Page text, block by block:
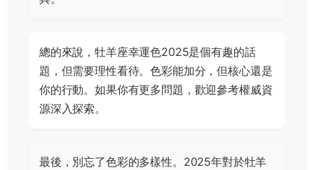
總的來說，牡羊座幸運色2025是個有趣的話
題，但需要理性看待。色彩能加分，但核心還是
你的行動。如果你有更多問題，歡迎參考權威資
源深入探索。
最後，別忘了色彩的多樣性。2025年對於牡羊